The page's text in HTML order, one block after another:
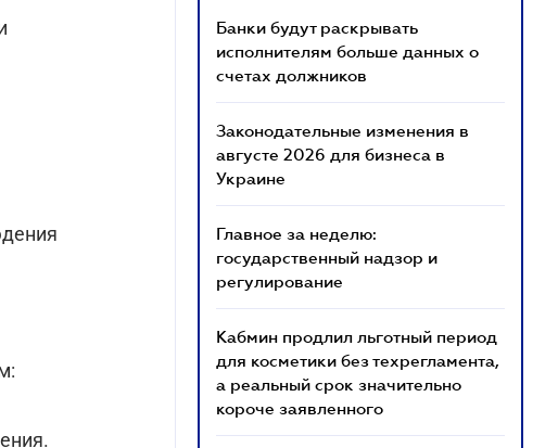
Банки будут раскрывать
исполнителям больше данных о
счетах должников
Законодательные изменения в
августе 2026 для бизнеса в
Украине
Главное за неделю:
государственный надзор и
регулирование
Кабмин продлил льготный период
для косметики без техрегламента,
а реальный срок значительно
короче заявленного